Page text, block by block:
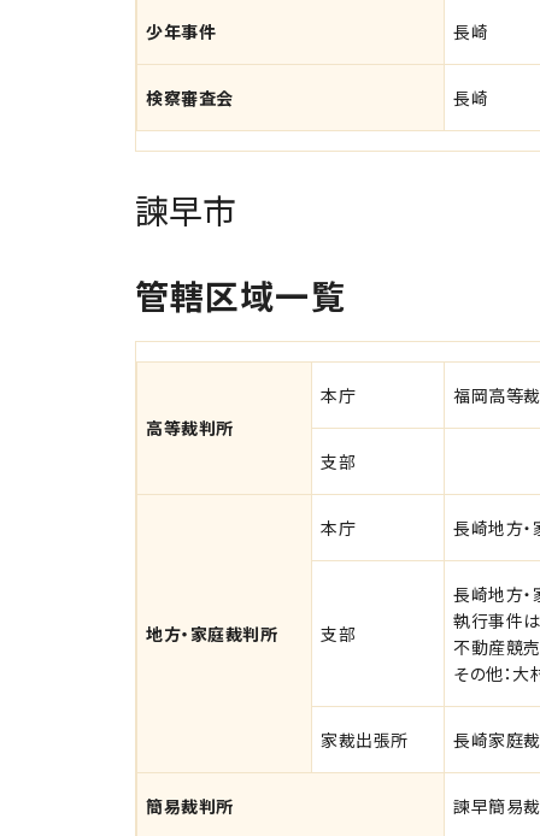
少年事件 長崎
検察審査会 長崎
諫早市
管轄区域一覧
高等裁判所
本庁 福岡高等
支部
地方・家庭裁判所
本庁 長崎地方
支部
長崎地方
執行事件
不動産競
その他：大
家裁出張所 長崎家庭
簡易裁判所 諫早簡易